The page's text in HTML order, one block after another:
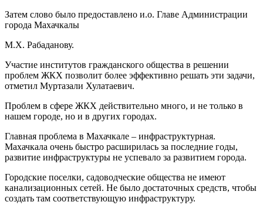
Затем слово было предоставлено и.о. Главе Администрации
города Махачкалы
М.Х. Рабаданову.
Участие институтов гражданского общества в решении
проблем ЖКХ позволит более эффективно решать эти задачи,
отметил Муртазали Хулатаевич.
Проблем в сфере ЖКХ действительно много, и не только в
нашем городе, но и в других городах.
Главная проблема в Махачкале – инфраструктурная.
Махачкала очень быстро расширилась за последние годы,
развитие инфраструктуры не успевало за развитием города.
Городские поселки, садоводческие общества не имеют
канализационных сетей. Не было достаточных средств, чтобы
создать там соответствующую инфраструктуру.